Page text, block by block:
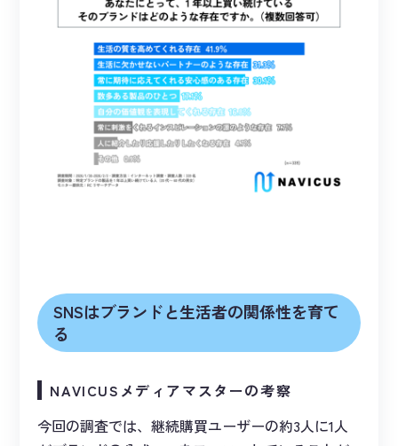
SNSはブランドと生活者の関係性を育て
る
NAVICUSメディアマスターの考察
今回の調査では、継続購買ユーザーの約3人に1人